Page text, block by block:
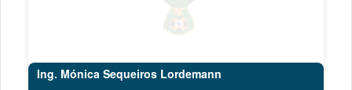
Ing. Mónica Sequeiros Lordemann